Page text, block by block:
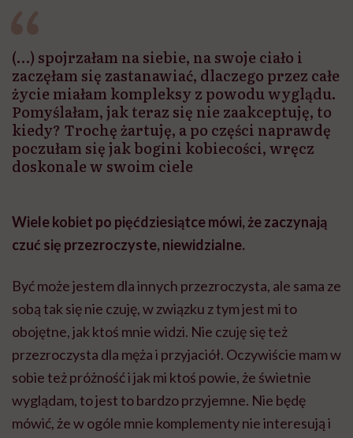
(…) spojrzałam na siebie, na swoje ciało i
zaczęłam się zastanawiać, dlaczego przez całe
życie miałam kompleksy z powodu wyglądu.
Pomyślałam, jak teraz się nie zaakceptuję, to
kiedy? Trochę żartuję, a po części naprawdę
poczułam się jak bogini kobiecości, wręcz
doskonale w swoim ciele
Wiele kobiet po pięćdziesiątce mówi, że zaczynają
czuć się przezroczyste, niewidzialne.
Być może jestem dla innych przezroczysta, ale sama ze
sobą tak się nie czuję, w związku z tym jest mi to
obojętne, jak ktoś mnie widzi. Nie czuję się też
przezroczysta dla męża i przyjaciół. Oczywiście mam w
sobie też próżność i jak mi ktoś powie, że świetnie
wyglądam, to jest to bardzo przyjemne. Nie będę
mówić, że w ogóle mnie komplementy nie interesują i